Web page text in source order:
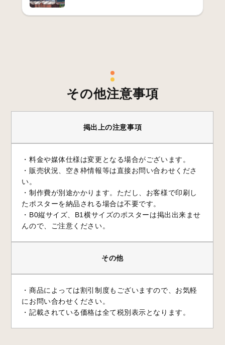
その他注意事項
掲出上の注意事項
・料金や媒体仕様は変更となる場合がございます。
・販売状況、空き枠情報等は直接お問い合わせくださ
い。
・制作費が別途かかります。ただし、お客様で印刷し
たポスターを納品される場合は不要です。
・B0縦サイズ、B1横サイズのポスターは掲出出来ませ
んので、ご注意ください。
その他
・商品によっては割引制度もございますので、お気軽
にお問い合わせください。
・記載されている価格は全て税別表示となります。